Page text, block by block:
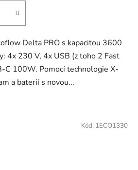
Delta PRO s kapacitou 3600
4x 230 V, 4x USB (z toho 2 Fast
C 100W. Pomocí technologie X-
a baterií s novou...
Kód: 1ECO1330